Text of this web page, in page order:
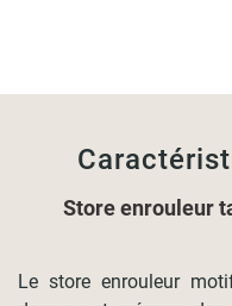
Store enrouleur
Le store enrouleur